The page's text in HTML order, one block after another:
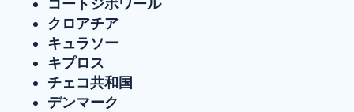
クロアチア
キュラソー
キプロス
チェコ共和国
デンマーク